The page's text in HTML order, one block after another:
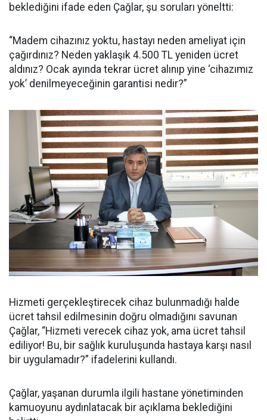
beklediğini ifade eden Çağlar, şu soruları yöneltti:
“Madem cihazınız yoktu, hastayı neden ameliyat için
çağırdınız? Neden yaklaşık 4.500 TL yeniden ücret
aldınız? Ocak ayında tekrar ücret alınıp yine ‘cihazımız
yok’ denilmeyeceğinin garantisi nedir?”
Hizmeti gerçekleştirecek cihaz bulunmadığı halde
ücret tahsil edilmesinin doğru olmadığını savunan
Çağlar, “Hizmeti verecek cihaz yok, ama ücret tahsil
ediliyor! Bu, bir sağlık kuruluşunda hastaya karşı nasıl
bir uygulamadır?” ifadelerini kullandı.
Çağlar, yaşanan durumla ilgili hastane yönetiminden
kamuoyunu aydınlatacak bir açıklama beklediğini